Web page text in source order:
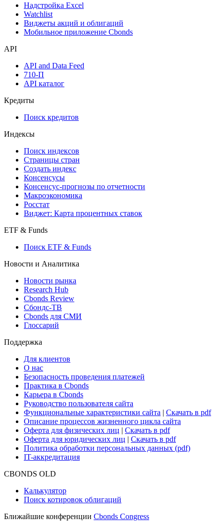
Надстройка Excel
Watchlist
Виджеты акций и облигаций
Мобильное приложение Cbonds
API
API and Data Feed
710-П
API каталог
Кредиты
Поиск кредитов
Индексы
Поиск индексов
Страницы стран
Создать индекс
Консенсусы
Консенсус-прогнозы по отчетности
Макроэкономика
Росстат
Виджет: Карта процентных ставок
ETF & Funds
Поиск ETF & Funds
Новости и Аналитика
Новости рынка
Research Hub
Cbonds Review
Сбондс-ТВ
Cbonds для СМИ
Глоссарий
Поддержка
Для клиентов
О нас
Безопасность проведения платежей
Практика в Cbonds
Карьера в Cbonds
Руководство пользователя сайта
Функциональные характеристики сайта | Скачать в pdf
Описание процессов жизненного цикла сайта
Оферта для физических лиц | Скачать в pdf
Оферта для юридических лиц | Скачать в pdf
Политика обработки персональных данных (pdf)
IT-аккредитация
CBONDS OLD
Калькулятор
Поиск котировок облигаций
Ближайшие конференции Cbonds Congress